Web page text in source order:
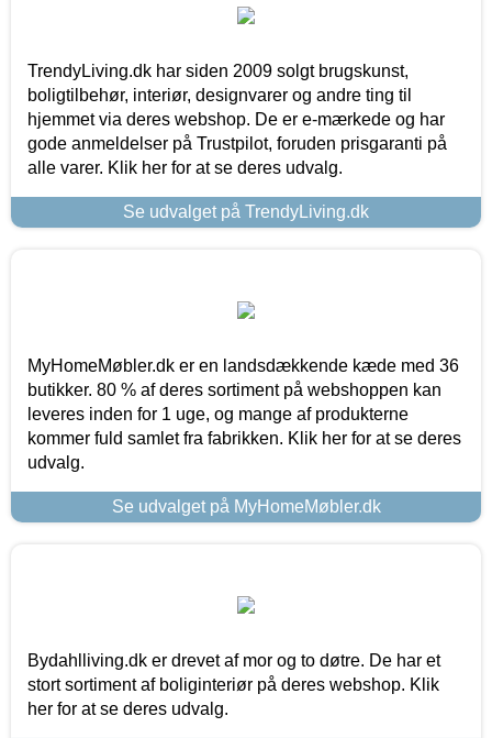
TrendyLiving.dk har siden 2009 solgt brugskunst,
boligtilbehør, interiør, designvarer og andre ting til
hjemmet via deres webshop. De er e-mærkede og har
gode anmeldelser på Trustpilot, foruden prisgaranti på
alle varer. Klik her for at se deres udvalg.
Se udvalget på TrendyLiving.dk
MyHomeMøbler.dk er en landsdækkende kæde med 36
butikker. 80 % af deres sortiment på webshoppen kan
leveres inden for 1 uge, og mange af produkterne
kommer fuld samlet fra fabrikken. Klik her for at se deres
udvalg.
Se udvalget på MyHomeMøbler.dk
Bydahlliving.dk er drevet af mor og to døtre. De har et
stort sortiment af boliginteriør på deres webshop. Klik
her for at se deres udvalg.